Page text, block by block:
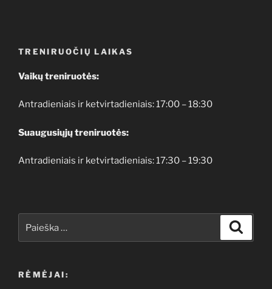
TRENIRUOČIŲ LAIKAS
Vaikų treniruotės:
Antradieniais ir ketvirtadieniais: 17:00 – 18:30
Suaugusiųjų treniruotės:
Antradieniais ir ketvirtadieniais: 17:30 – 19:30
RĖMĖJAI: